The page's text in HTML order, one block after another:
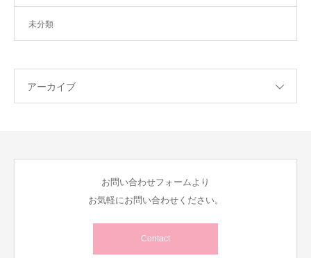
未分類
アーカイブ
お問い合わせフォームより
お気軽にお問い合わせください。
Contact